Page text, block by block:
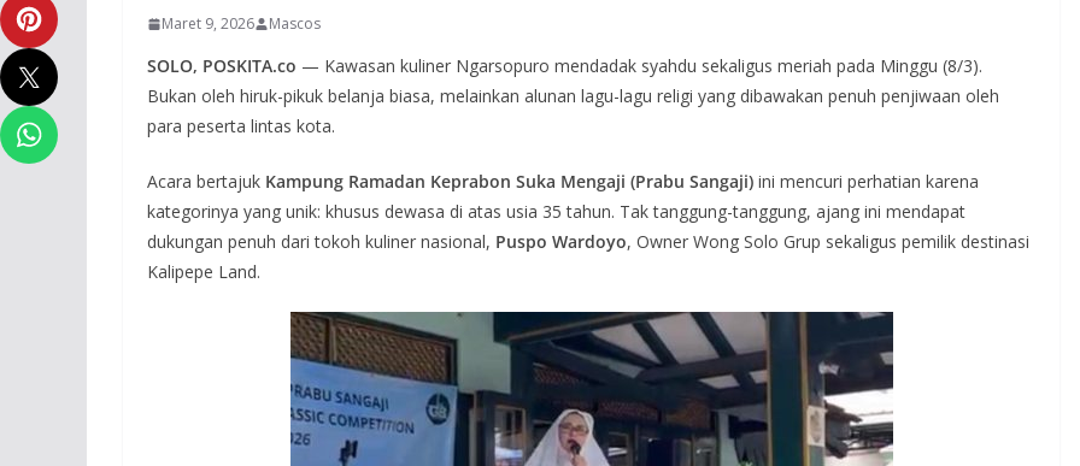
Maret 9, 2026 Mascos
SOLO, POSKITA.co — Kawasan kuliner Ngarsopuro mendadak syahdu sekaligus meriah pada Minggu (8/3).
Bukan oleh hiruk-pikuk belanja biasa, melainkan alunan lagu-lagu religi yang dibawakan penuh penjiwaan oleh
para peserta lintas kota.
Acara bertajuk Kampung Ramadan Keprabon Suka Mengaji (Prabu Sangaji) ini mencuri perhatian karena
kategorinya yang unik: khusus dewasa di atas usia 35 tahun. Tak tanggung-tanggung, ajang ini mendapat
dukungan penuh dari tokoh kuliner nasional, Puspo Wardoyo, Owner Wong Solo Grup sekaligus pemilik destinasi
Kalipepe Land.